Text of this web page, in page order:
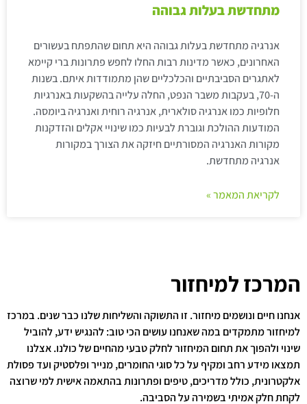
מתחדשת בעלות גבוהה
אנרגיה מתחדשת בעלות גבוהה היא תחום שהתפתח בעשורים
האחרונים, כאשר מדינות רבות החלו לחפש פתרונות ברי קיימא
לאתגרים הסביבתיים והכלכליים שהן מתמודדות איתם. בשנות
ה-70, בעקבות משבר הנפט, החלה עלייה בהשקעות באנרגיות
חלופיות כמו אנרגיה סולארית, אנרגיה רוחית ואנרגיה ביומסה.
המודעות ההולכת וגוברת לבעיות כמו שינויי אקלים והזדקנות
מקורות האנרגיה המסורתיים חיזקה את הצורך במקורות
אנרגיה מתחדשת.
לקריאת המאמר »
המרכז למיחזור
אנחנו חיים ונושמים מיחזור. זו התשוקה והשליחות שלנו כבר שנים. במרכז
למיחזור מתמקדים במה שאנחנו עושים הכי טוב: להנגיש ידע, להוביל
שינוי ולהפוך את תחום המיחזור לחלק טבעי מהחיים של כולנו. אצלנו
תמצאו מידע רחב ומקיף על כל סוגי החומרים, מנייר ופלסטיק ועד פסולת
אלקטרונית, כולל מדריכים, טיפים ופתרונות בהתאמה אישית למי שרוצה
לקחת חלק אמיתי בשמירה על הסביבה.